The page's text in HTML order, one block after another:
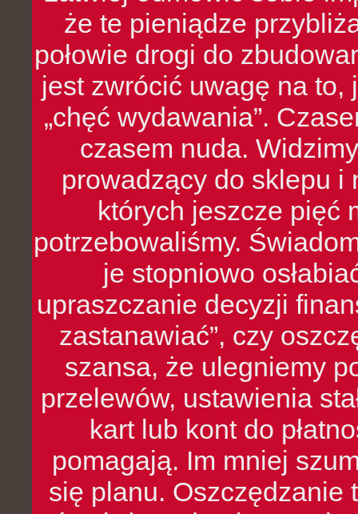
że te pieniądze
połowie drogi do
jest zwrócić uwagę na to,
„chęć wydawania”.
czasem nuda.
prowadzący do sklepu i
których jeszcze pięć
potrzebowaliśmy.
je stopniowo
upraszczanie decyzji
zastanawiać”, czy
szansa, że ulegniemy
przelewów, ustawienia
kart lub kont do
pomagają. Im mniej
się planu. Oszczędzanie